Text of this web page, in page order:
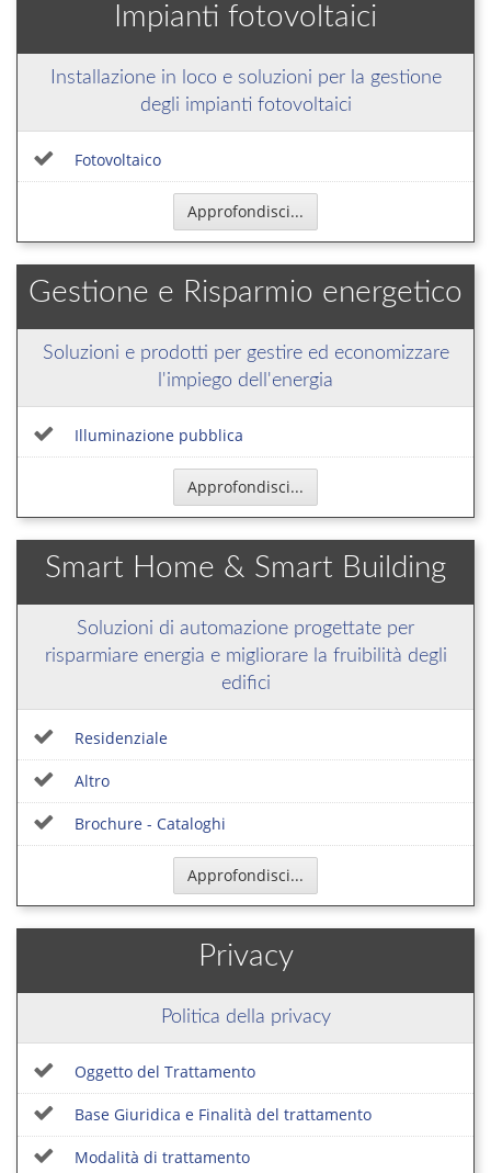
Impianti fotovoltaici
Installazione in loco e soluzioni per la gestione
degli impianti fotovoltaici
Fotovoltaico
Approfondisci...
Gestione e Risparmio energetico
Soluzioni e prodotti per gestire ed economizzare
l'impiego dell'energia
Illuminazione pubblica
Approfondisci...
Smart Home & Smart Building
Soluzioni di automazione progettate per
risparmiare energia e migliorare la fruibilità degli
edifici
Residenziale
Altro
Brochure - Cataloghi
Approfondisci...
Privacy
Politica della privacy
Oggetto del Trattamento
Base Giuridica e Finalità del trattamento
Modalità di trattamento